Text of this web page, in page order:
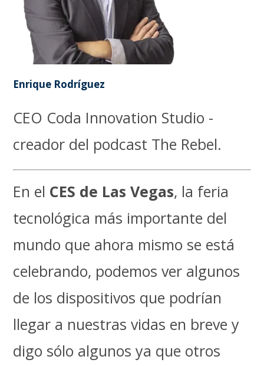
Enrique Rodríguez
CEO Coda Innovation Studio -
creador del podcast The Rebel.
En el CES de Las Vegas, la feria
tecnológica más importante del
mundo que ahora mismo se está
celebrando, podemos ver algunos
de los dispositivos que podrían
llegar a nuestras vidas en breve y
digo sólo algunos ya que otros